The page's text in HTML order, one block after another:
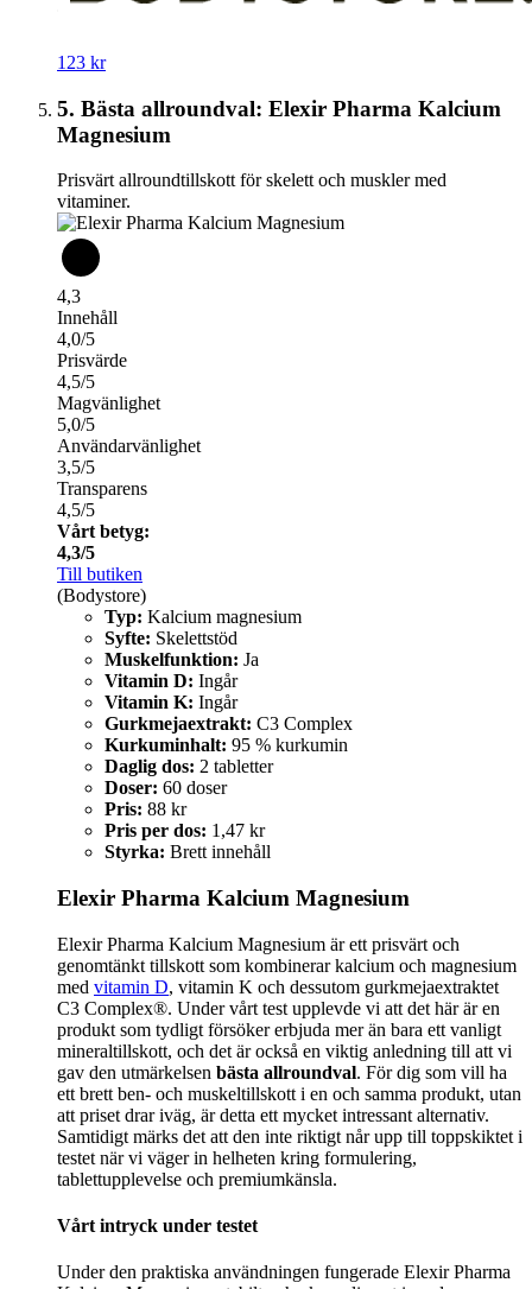
123 kr
5. Bästa allroundval: Elexir Pharma Kalcium
Magnesium
Prisvärt allroundtillskott för skelett och muskler med
vitaminer.
4,3
Innehåll
4,0/5
Prisvärde
4,5/5
Magvänlighet
5,0/5
Användarvänlighet
3,5/5
Transparens
4,5/5
Vårt betyg:
4,3/5
Till butiken
(Bodystore)
Typ: Kalcium magnesium
Syfte: Skelettstöd
Muskelfunktion: Ja
Vitamin D: Ingår
Vitamin K: Ingår
Gurkmejaextrakt: C3 Complex
Kurkuminhalt: 95 % kurkumin
Daglig dos: 2 tabletter
Doser: 60 doser
Pris: 88 kr
Pris per dos: 1,47 kr
Styrka: Brett innehåll
Elexir Pharma Kalcium Magnesium
Elexir Pharma Kalcium Magnesium är ett prisvärt och
genomtänkt tillskott som kombinerar kalcium och magnesium
med vitamin D, vitamin K och dessutom gurkmejaextraktet
C3 Complex®. Under vårt test upplevde vi att det här är en
produkt som tydligt försöker erbjuda mer än bara ett vanligt
mineraltillskott, och det är också en viktig anledning till att vi
gav den utmärkelsen bästa allroundval. För dig som vill ha
ett brett ben- och muskeltillskott i en och samma produkt, utan
att priset drar iväg, är detta ett mycket intressant alternativ.
Samtidigt märks det att den inte riktigt når upp till toppskiktet i
testet när vi väger in helheten kring formulering,
tablettupplevelse och premiumkänsla.
Vårt intryck under testet
Under den praktiska användningen fungerade Elexir Pharma